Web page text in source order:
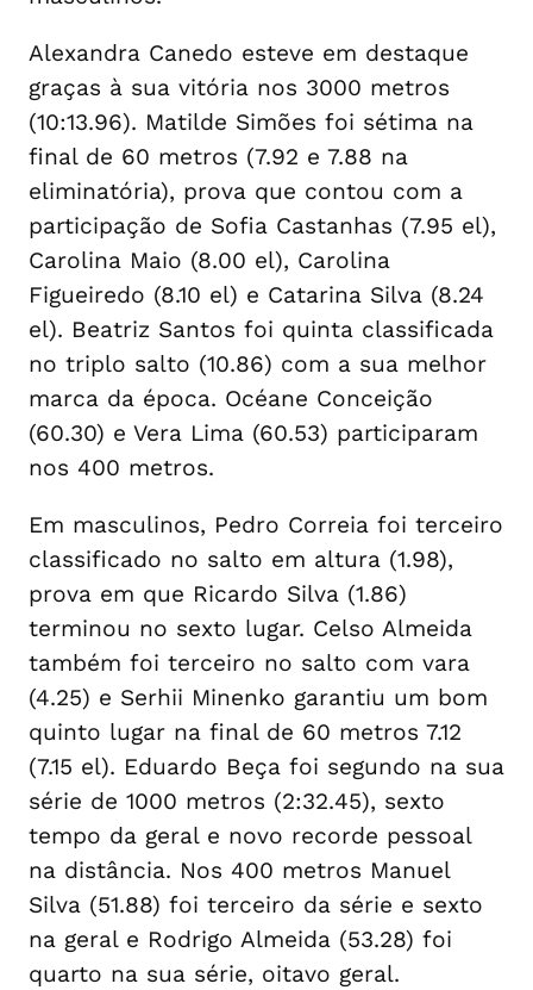
Alexandra Canedo esteve em destaque
graças à sua vitória nos 3000 metros
(10:13.96). Matilde Simões foi sétima na
final de 60 metros (7.92 e 7.88 na
eliminatória), prova que contou com a
participação de Sofia Castanhas (7.95 el),
Carolina Maio (8.00 el), Carolina
Figueiredo (8.10 el) e Catarina Silva (8.24
el). Beatriz Santos foi quinta classificada
no triplo salto (10.86) com a sua melhor
marca da época. Océane Conceição
(60.30) e Vera Lima (60.53) participaram
nos 400 metros.
Em masculinos, Pedro Correia foi terceiro
classificado no salto em altura (1.98),
prova em que Ricardo Silva (1.86)
terminou no sexto lugar. Celso Almeida
também foi terceiro no salto com vara
(4.25) e Serhii Minenko garantiu um bom
quinto lugar na final de 60 metros 7.12
(7.15 el). Eduardo Beça foi segundo na sua
série de 1000 metros (2:32.45), sexto
tempo da geral e novo recorde pessoal
na distância. Nos 400 metros Manuel
Silva (51.88) foi terceiro da série e sexto
na geral e Rodrigo Almeida (53.28) foi
quarto na sua série, oitavo geral.